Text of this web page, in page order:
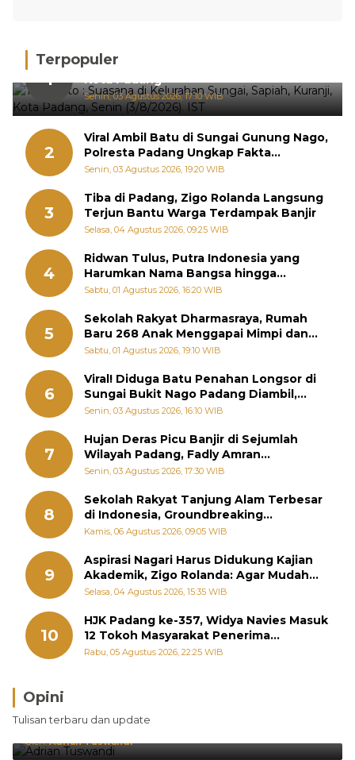
Terpopuler
1
Hujan Deras, 15 Titik Banjir Terdeteksi di
Kota Padang
Senin, 03 Agustus 2026, 17:10 WIB
2
Viral Ambil Batu di Sungai Gunung Nago,
Polresta Padang Ungkap Fakta
Sebenarnya
Senin, 03 Agustus 2026, 19:20 WIB
3
Tiba di Padang, Zigo Rolanda Langsung
Terjun Bantu Warga Terdampak Banjir
Selasa, 04 Agustus 2026, 09:25 WIB
4
Ridwan Tulus, Putra Indonesia yang
Harumkan Nama Bangsa hingga
Diabadikan dalam Buku Jepang
Sabtu, 01 Agustus 2026, 16:20 WIB
5
Sekolah Rakyat Dharmasraya, Rumah
Baru 268 Anak Menggapai Mimpi dan
Memutus Rantai Kemiskinan
Sabtu, 01 Agustus 2026, 19:10 WIB
6
Viral! Diduga Batu Penahan Longsor di
Sungai Bukit Nago Padang Diambil,
Warga Khawatir Bencana Terulang
Senin, 03 Agustus 2026, 16:10 WIB
7
Hujan Deras Picu Banjir di Sejumlah
Wilayah Padang, Fadly Amran
Perintahkan OPD Siaga
Senin, 03 Agustus 2026, 17:30 WIB
8
Sekolah Rakyat Tanjung Alam Terbesar
di Indonesia, Groundbreaking
September
Kamis, 06 Agustus 2026, 09:05 WIB
9
Aspirasi Nagari Harus Didukung Kajian
Akademik, Zigo Rolanda: Agar Mudah
Diperjuangkan di Kementerian
Selasa, 04 Agustus 2026, 15:35 WIB
10
HJK Padang ke-357, Widya Navies Masuk
12 Tokoh Masyarakat Penerima
Penghargaan Pemko Padang
Rabu, 05 Agustus 2026, 22:25 WIB
Opini
Tulisan terbaru dan update
Brasil Lebih Diunggulkan, tetapi Jepang Selalu
Punya Cara Membuat Kejutan
Oleh:Adrian Tuswandi